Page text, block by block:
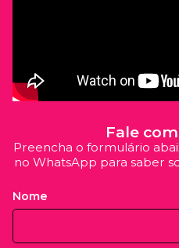
Fale
Preencha o formulário
no WhatsApp para saber
Nome